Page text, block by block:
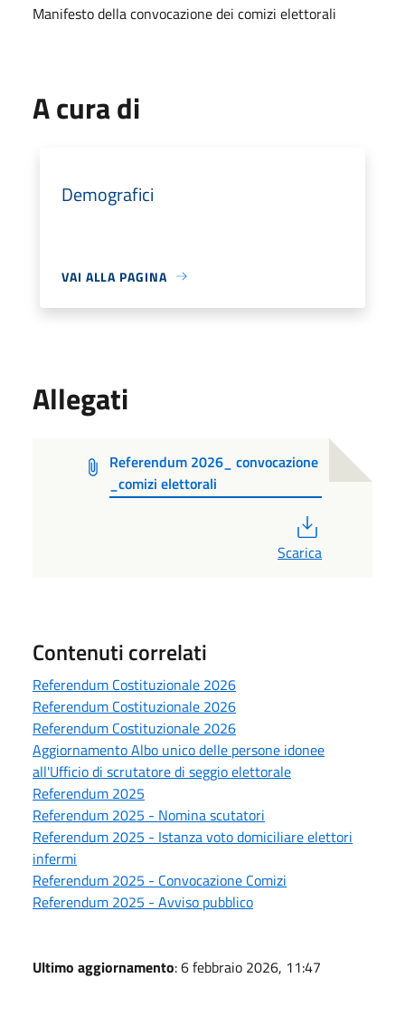
Manifesto della convocazione dei comizi elettorali
A cura di
Demografici
VAI ALLA PAGINA
Allegati
Referendum 2026_ convocazione
_comizi elettorali
Scarica
Contenuti correlati
Referendum Costituzionale 2026
Referendum Costituzionale 2026
Referendum Costituzionale 2026
Aggiornamento Albo unico delle persone idonee
all'Ufficio di scrutatore di seggio elettorale
Referendum 2025
Referendum 2025 - Nomina scutatori
Referendum 2025 - Istanza voto domiciliare elettori
infermi
Referendum 2025 - Convocazione Comizi
Referendum 2025 - Avviso pubblico
Ultimo aggiornamento: 6 febbraio 2026, 11:47